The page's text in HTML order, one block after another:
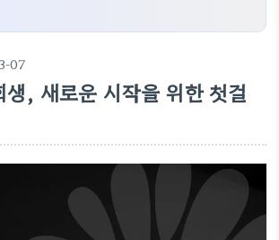
07
생, 새로운 시작을 위한 첫걸